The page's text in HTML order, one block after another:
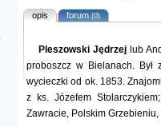
opis forum(0)
Pleszowski Jędrzej lub
proboszcz w Bielanach. Był
wycieczki od ok. 1853.
z ks. Józefem
Zawracie, Polskim